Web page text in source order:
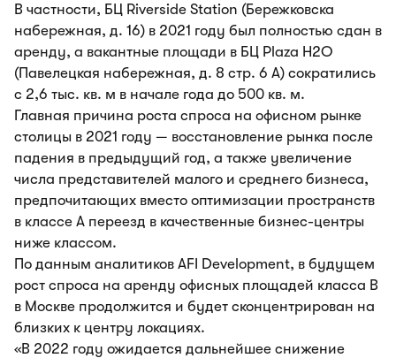
В частности, БЦ Riverside Station (Бережковска
набережная, д. 16) в 2021 году был полностью сдан в
аренду, а вакантные площади в БЦ Plaza Н2О
(Павелецкая набережная, д. 8 стр. 6 А) сократились
с 2,6 тыс. кв. м в начале года до 500 кв. м.
Главная причина роста спроса на офисном рынке
столицы в 2021 году — восстановление рынка после
падения в предыдущий год, а также увеличение
числа представителей малого и среднего бизнеса,
предпочитающих вместо оптимизации пространств
в классе А переезд в качественные бизнес-центры
ниже классом.
По данным аналитиков AFI Development, в будущем
рост спроса на аренду офисных площадей класса B
в Москве продолжится и будет сконцентрирован на
близких к центру локациях.
«В 2022 году ожидается дальнейшее снижение